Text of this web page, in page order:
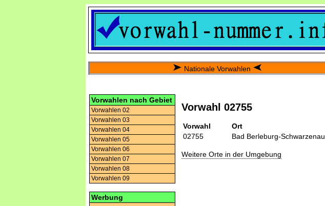
Nationale Vorwahlen
Vorwahlen nach Gebiet
Vorwahlen 02
Vorwahlen 03
Vorwahlen 04
Vorwahlen 05
Vorwahlen 06
Vorwahlen 07
Vorwahlen 08
Vorwahlen 09
Werbung
Vorwahl 02755
Vorwahl Ort
02755
Bad Berleburg-Schwarzenau
Weitere Orte in der Umgebung